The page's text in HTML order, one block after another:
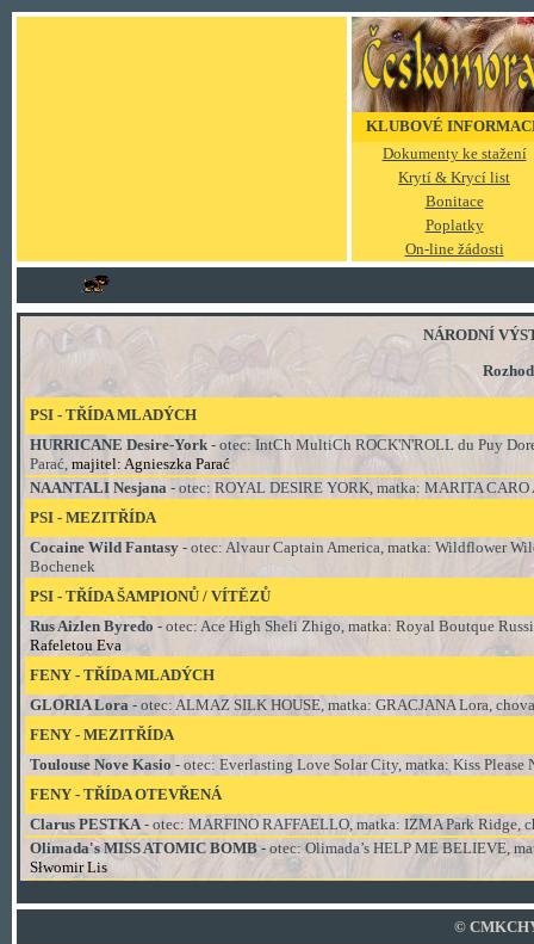
KLUBOVÉ
Dokumenty ke stažení
Krytí & Krycí list
Bonitace
Poplatky
On-line žádosti
NÁRODNÍ
PSI - TŘÍDAMLADÝCH
HURRICANE Desire-York - otec: IntCh MultiCh ROCK'N'ROLL du Puy
Parać, majitel: Agnieszka Parać
NAANTALI Nesjana - otec: ROYAL DESIRE YORK, matka: MARITA
PSI - MEZITŘÍDA
Cocaine Wild Fantasy - otec: Alvaur Captain America, matka: Wildflower
Bochenek
PSI - TŘÍDAŠAMPIONŮ / VÍTĚZŮ
Rus Aizlen Byredo - otec: Ace High Sheli Zhigo, matka: Royal Boutque
Rafeletou Eva
FENY - TŘÍDA MLADÝCH
GLORIA Lora - otec: ALMAZ SILK HOUSE, matka: GRACJANA Lora,
FENY - MEZITŘÍDA
Toulouse Nove Kasio - otec: Everlasting Love Solar City, matka: Kiss
FENY - TŘÍDA OTEVŘENÁ
Clarus PESTKA- otec: MARFINO RAFFAELLO, matka: IZMA Park Ridge,
Olimada's MISS ATOMIC BOMB- otec:Olimada’s HELP ME BELIEVE,
Słwomir Lis
©